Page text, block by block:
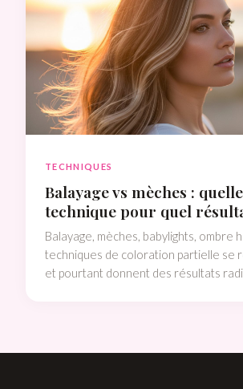
TECHNIQUES
Balayage vs mèches : quelle
technique pour quel
Balayage, mèches, babylights, ombre
techniques de coloration partielle se
et pourtant donnent des résultats